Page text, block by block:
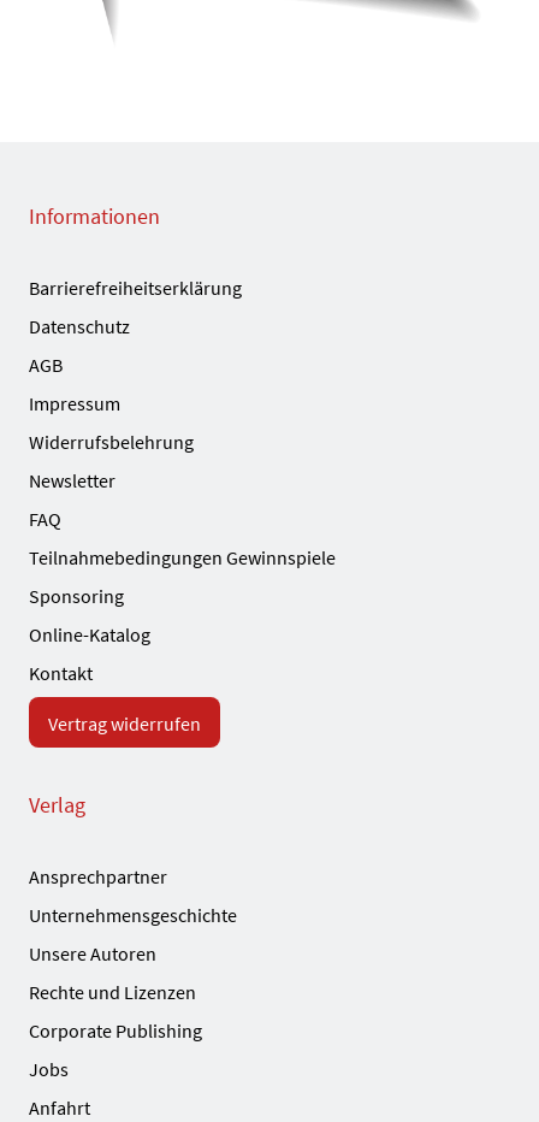
Informationen
Barrierefreiheitserklärung
Datenschutz
AGB
Impressum
Widerrufsbelehrung
Newsletter
FAQ
Teilnahmebedingungen Gewinnspiele
Sponsoring
Online-Katalog
Kontakt
Vertrag widerrufen
Verlag
Ansprechpartner
Unternehmensgeschichte
Unsere Autoren
Rechte und Lizenzen
Corporate Publishing
Jobs
Anfahrt